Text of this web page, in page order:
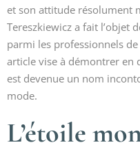
et son attitude résolument
Tereszkiewicz a fait l’objet
parmi les professionnels
article vise à démontrer en
est devenue un nom
mode.
L’étoile